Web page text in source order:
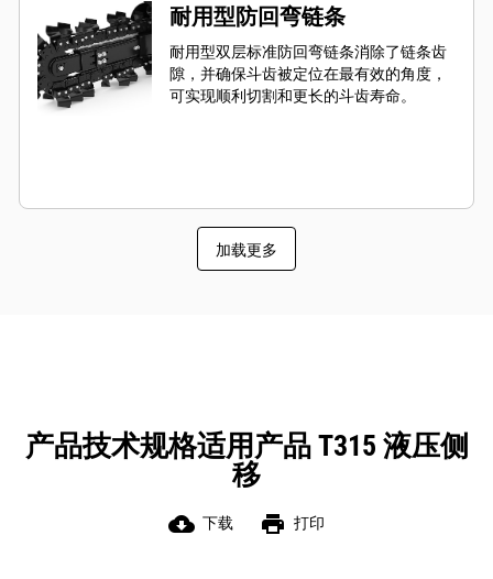
耐用型防回弯链条
耐用型双层标准防回弯链条消除了链条齿
隙，并确保斗齿被定位在最有效的角度，
可实现顺利切割和更长的斗齿寿命。
加载更多
产品技术规格适用产品 T315 液压侧
移
cloud_download 下载 print 打印